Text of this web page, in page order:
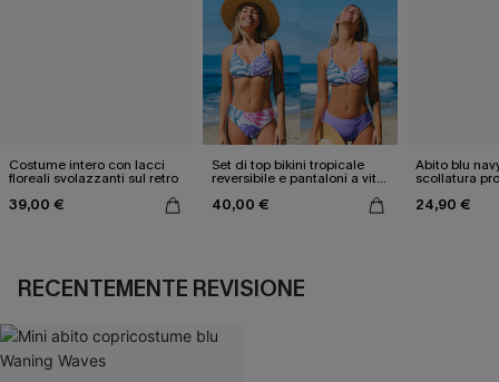
Costume intero con lacci
floreali svolazzanti sul retro
39,00 €
Set di top bikini tropicale
reversibile e pantaloni a vita
40,00 €
Abito blu
scollatura
24,90 €
RECENTEMENTE REVISIONE